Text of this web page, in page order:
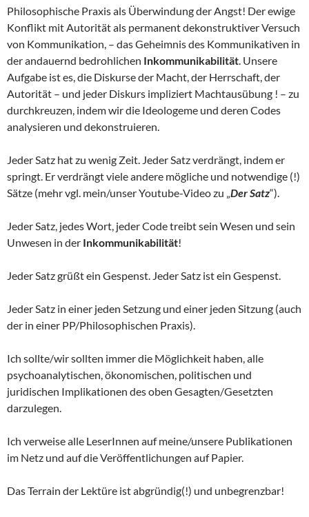
Philosophische Praxis als Überwindung der Angst! Der ewige
Konflikt mit Autorität als permanent dekonstruktiver Versuch
von Kommunikation, – das Geheimnis des Kommunikativen in
der andauernd bedrohlichen Inkommunikabilität. Unsere
Aufgabe ist es, die Diskurse der Macht, der Herrschaft, der
Autorität – und jeder Diskurs impliziert Machtausübung ! – zu
durchkreuzen, indem wir die Ideologeme und deren Codes
analysieren und dekonstruieren.
Jeder Satz hat zu wenig Zeit. Jeder Satz verdrängt, indem er
springt. Er verdrängt viele andere mögliche und notwendige (!)
Sätze (mehr vgl. mein/unser Youtube-Video zu „Der Satz“).
Jeder Satz, jedes Wort, jeder Code treibt sein Wesen und sein
Unwesen in der Inkommunikabilität!
Jeder Satz grüßt ein Gespenst. Jeder Satz ist ein Gespenst.
Jeder Satz in einer jeden Setzung und einer jeden Sitzung (auch
der in einer PP/Philosophischen Praxis).
Ich sollte/wir sollten immer die Möglichkeit haben, alle
psychoanalytischen, ökonomischen, politischen und
juridischen Implikationen des oben Gesagten/Gesetzten
darzulegen.
Ich verweise alle LeserInnen auf meine/unsere Publikationen
im Netz und auf die Veröffentlichungen auf Papier.
Das Terrain der Lektüre ist abgründig(!) und unbegrenzbar!